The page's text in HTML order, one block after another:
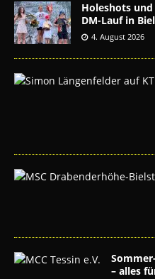
Holeshots
DM-Lauf in
4. August 2026
– alles